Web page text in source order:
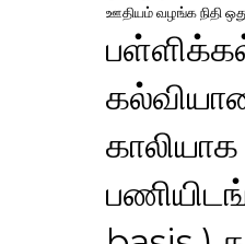
ஊதியம் வழங்க நிதி